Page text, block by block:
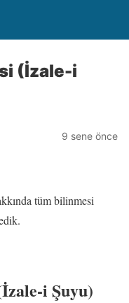
(İzale-i
9 sene önce
tüm bilinmesi
i Şuyu)